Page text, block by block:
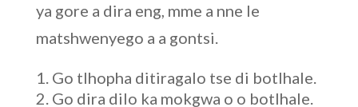
ya gore a dira eng, mme a nne le
matshwenyego a a gontsi.
Go tlhopha ditiragalo tse di botlhale.
Go dira dilo ka mokgwa o o botlhale.